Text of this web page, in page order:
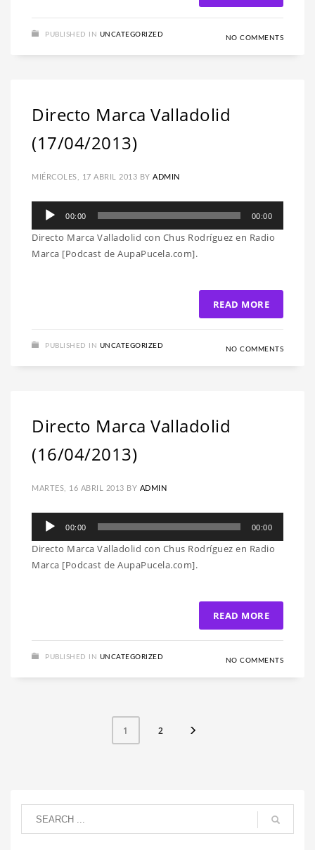
PUBLISHED IN UNCATEGORIZED NO COMMENTS
Directo Marca Valladolid
(17/04/2013)
MIÉRCOLES, 17 ABRIL 2013 BY ADMIN
Reproductor
audio
00:00 00:00
Directo Marca Valladolid con Chus Rodríguez en Radio
Marca [Podcast de AupaPucela.com].
READ MORE
PUBLISHED IN UNCATEGORIZED NO COMMENTS
Directo Marca Valladolid
(16/04/2013)
MARTES, 16 ABRIL 2013 BY ADMIN
Reproductor
audio
00:00 00:00
Directo Marca Valladolid con Chus Rodríguez en Radio
Marca [Podcast de AupaPucela.com].
READ MORE
PUBLISHED IN UNCATEGORIZED NO COMMENTS
1 2